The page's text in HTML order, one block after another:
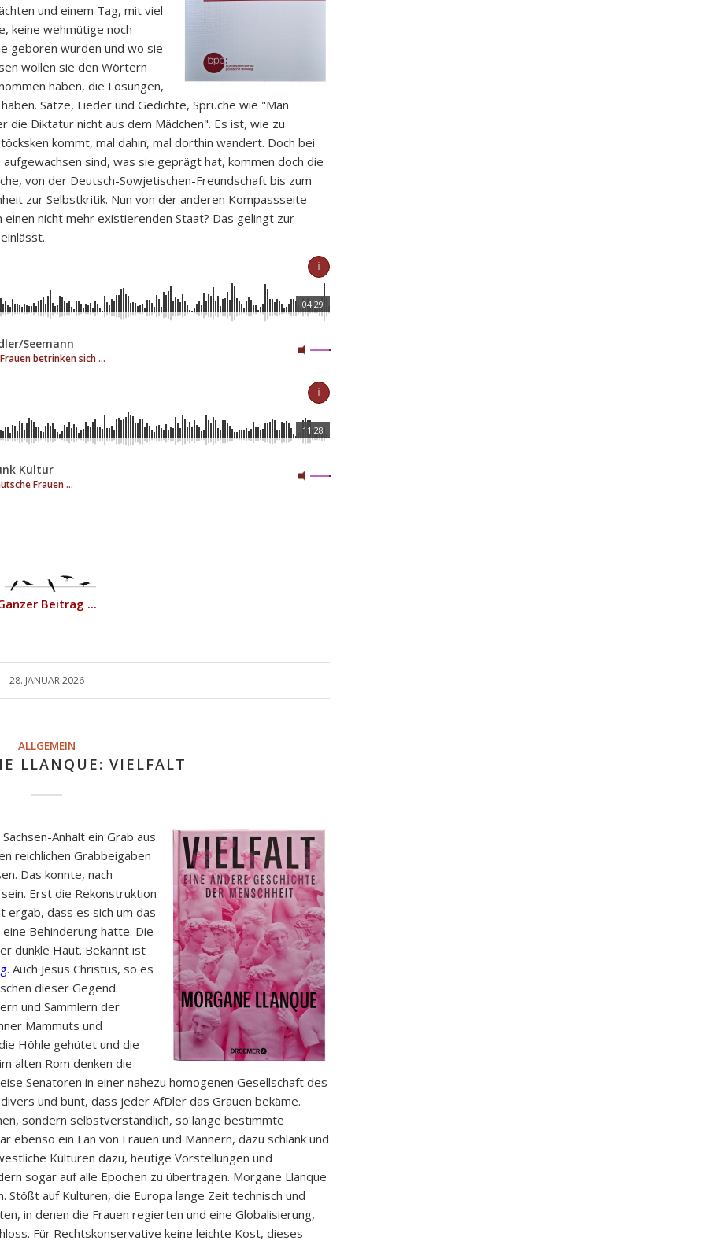
und einem Tag, mit viel
keine wehmütige noch
geboren wurden und wo sie
wollen sie den Wörtern
haben, die Losungen,
Sätze, Lieder und Gedichte, Sprüche wie "Man
die Diktatur nicht aus dem Mädchen". Es ist, wie zu
kommt, mal dahin, mal dorthin wandert. Doch bei
sind, was sie geprägt hat, kommen doch die
von der Deutsch-Sowjetischen-Freundschaft bis zum
zur Selbstkritik. Nun von der anderen Kompassseite
nicht mehr existierenden Staat? Das gelingt zur
04:29
Seemann
betrinken sich ...
ℹ
11:28
Kultur
Frauen ...
ℹ
Beitrag ...
28. JANUAR 2026
ALLGEMEIN
LLANQUE: VIELFALT
Anhalt ein Grab aus
reichlichen Grabbeigaben
Das konnte, nach
Erst die Rekonstruktion
ergab, dass es sich um das
Behinderung hatte. Die
dunkle Haut. Bekannt ist
. Auch Jesus Christus, so es
dieser Gegend.
und Sammlern der
Mammuts und
Höhle gehütet und die
alten Rom denken die
Senatoren in einer nahezu homogenen Gesellschaft des
und bunt, dass jeder AfDler das Grauen bekäme.
sondern selbstverständlich, so lange bestimmte
ebenso ein Fan von Frauen und Männern, dazu schlank und
Kulturen dazu, heutige Vorstellungen und
sogar auf alle Epochen zu übertragen. Morgane Llanque
Stößt auf Kulturen, die Europa lange Zeit technisch und
in denen die Frauen regierten und eine Globalisierung,
Für Rechtskonservative keine leichte Kost, dieses